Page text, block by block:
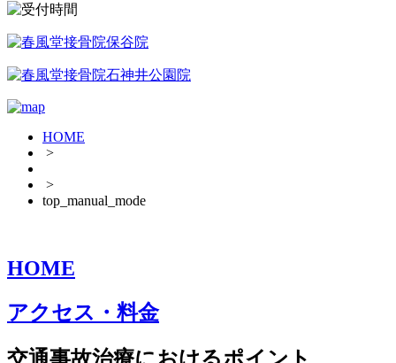
HOME
>
>
top_manual_mode
HOME
アクセス・料金